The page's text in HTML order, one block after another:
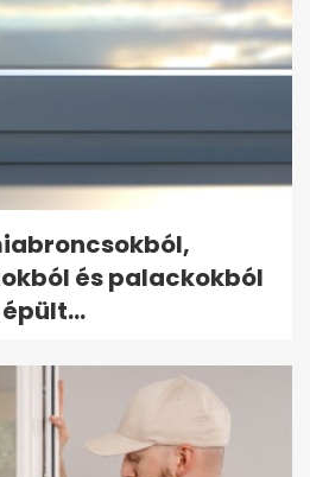
és palackokból
épült...